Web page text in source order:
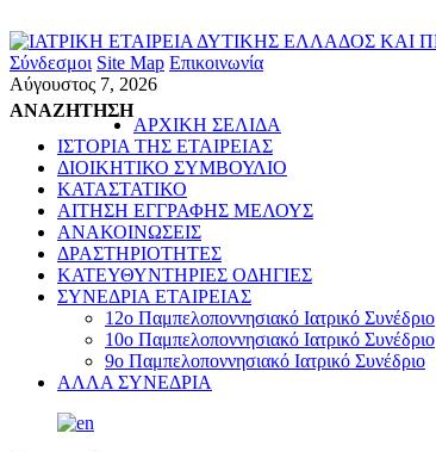
Σύνδεσμοι Site Map Επικοινωνία
Αύγουστος 7, 2026
ΑΝΑΖΗΤΗΣΗ
ΑΡΧΙΚΗ ΣΕΛΙΔΑ
ΙΣΤΟΡΙΑ ΤΗΣ ΕΤΑΙΡΕΙΑΣ
ΔΙΟΙΚΗΤΙΚΟ ΣΥΜΒΟΥΛΙΟ
ΚΑΤΑΣΤΑΤΙΚΟ
ΑΙΤΗΣΗ ΕΓΓΡΑΦΗΣ ΜΕΛΟΥΣ
ΑΝΑΚΟΙΝΩΣΕΙΣ
ΔΡΑΣΤΗΡΙΟΤΗΤΕΣ
ΚΑΤΕΥΘΥΝΤΗΡΙΕΣ ΟΔΗΓΙΕΣ
ΣΥΝΕΔΡΙΑ ΕΤΑΙΡΕΙΑΣ
12o Παμπελοποννησιακό Ιατρικό Συνέδριο
10o Παμπελοποννησιακό Ιατρικό Συνέδριο
9ο Παμπελοποννησιακό Ιατρικό Συνέδριο
ΑΛΛΑ ΣΥΝΕΔΡΙΑ